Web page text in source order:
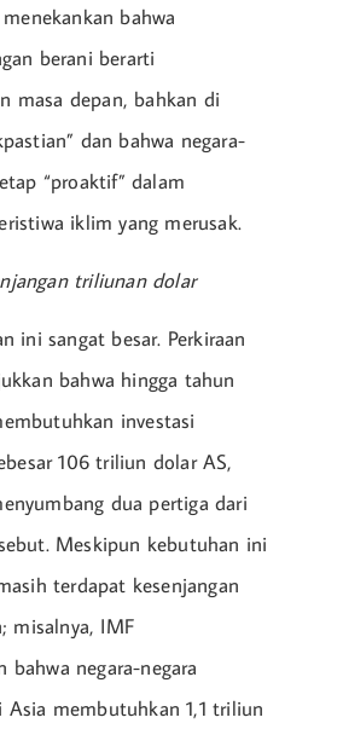
bahwa
berani berarti
masa depan, bahkan di
dan bahwa negara-
“proaktif” dalam
iklim yang merusak.
triliunan dolar
ini sangat besar. Perkiraan
bahwa hingga tahun
investasi
106 triliun dolar AS,
dua pertiga dari
Meskipun kebutuhan ini
terdapat kesenjangan
misalnya, IMF
bahwa negara-negara
Asia membutuhkan 1,1 triliun